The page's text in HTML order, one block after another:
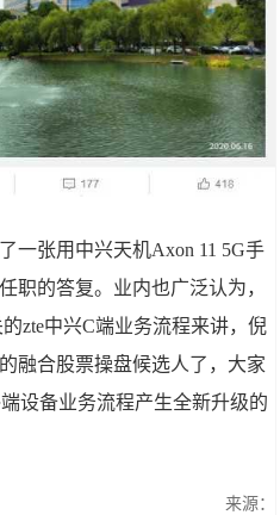
一张用中兴天机Axon 11 5G手
职的答复。业内也广泛认为，
zte中兴C端业务流程来讲，倪
融合股票操盘候选人了，大家
设备业务流程产生全新升级的
来源：